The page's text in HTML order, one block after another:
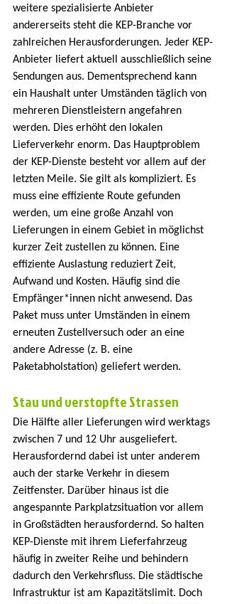
weitere spezialisierte Anbieter
andererseits steht die KEP-Branche vor
zahlreichen Herausforderungen. Jeder KEP-
Anbieter liefert aktuell ausschließlich seine
Sendungen aus. Dementsprechend kann
ein Haushalt unter Umständen täglich von
mehreren Dienstleistern angefahren
werden. Dies erhöht den lokalen
Lieferverkehr enorm. Das Hauptproblem
der KEP-Dienste besteht vor allem auf der
letzten Meile. Sie gilt als kompliziert. Es
muss eine effiziente Route gefunden
werden, um eine große Anzahl von
Lieferungen in einem Gebiet in möglichst
kurzer Zeit zustellen zu können. Eine
effiziente Auslastung reduziert Zeit,
Aufwand und Kosten. Häufig sind die
Empfänger*innen nicht anwesend. Das
Paket muss unter Umständen in einem
erneuten Zustellversuch oder an eine
andere Adresse (z. B. eine
Paketabholstation) geliefert werden.
Stau und verstopfte Strassen
Die Hälfte aller Lieferungen wird werktags
zwischen 7 und 12 Uhr ausgeliefert.
Herausfordernd dabei ist unter anderem
auch der starke Verkehr in diesem
Zeitfenster. Darüber hinaus ist die
angespannte Parkplatzsituation vor allem
in Großstädten herausfordernd. So halten
KEP-Dienste mit ihrem Lieferfahrzeug
häufig in zweiter Reihe und behindern
dadurch den Verkehrsfluss. Die städtische
Infrastruktur ist am Kapazitätslimit. Doch